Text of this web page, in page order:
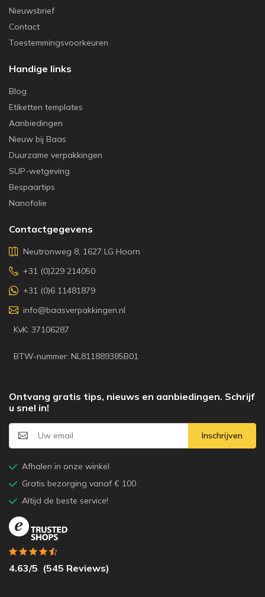
Nieuwsbrief
Contact
Toestemmingsvoorkeuren
Handige links
Blog
Etiketten templates
Aanbiedingen
Nieuw bij Baas
Duurzame verpakkingen
SUP-wetgeving
Bespaartips
Nanofolie
Contactgegevens
Neutronweg 8, 1627 LG Hoorn
+31 (0)229 214050
+31 (0)6 11481879
info@baasverpakkingen.nl
KvK: 37106287
BTW-nummer: NL811889385B01
Ontvang gratis tips, nieuws en aanbiedingen. Schrijf
u snel in!
Inschrijven
Afhalen in onze winkel
Gratis bezorging vanaf € 100
Altijd de beste service!
4.63/5 (545 Reviews)